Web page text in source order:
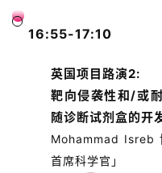
16:55-17:10
英国项目路演2:
靶向侵袭性和/或
随诊断试剂盒的开
Mohammad Isreb
首席科学官」